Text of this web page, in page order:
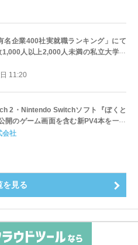
名企業400社実就職ランキング」にて
人以上2,000人未満の私立大学で
得！～実就職率は26.5%（前年比＋
東京の私立大学でも10位にランクイン
11:20
2・Nintendo Switchソフト『ぼくと
開のゲーム画面を含む新PV4本を一挙
会社
を見る